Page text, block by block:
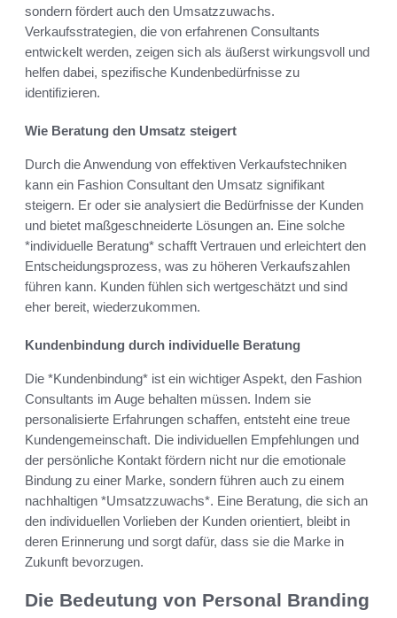
sondern fördert auch den Umsatzzuwachs.
Verkaufsstrategien, die von erfahrenen Consultants
entwickelt werden, zeigen sich als äußerst wirkungsvoll und
helfen dabei, spezifische Kundenbedürfnisse zu
identifizieren.
Wie Beratung den Umsatz steigert
Durch die Anwendung von effektiven Verkaufstechniken
kann ein Fashion Consultant den Umsatz signifikant
steigern. Er oder sie analysiert die Bedürfnisse der Kunden
und bietet maßgeschneiderte Lösungen an. Eine solche
*individuelle Beratung* schafft Vertrauen und erleichtert den
Entscheidungsprozess, was zu höheren Verkaufszahlen
führen kann. Kunden fühlen sich wertgeschätzt und sind
eher bereit, wiederzukommen.
Kundenbindung durch individuelle Beratung
Die *Kundenbindung* ist ein wichtiger Aspekt, den Fashion
Consultants im Auge behalten müssen. Indem sie
personalisierte Erfahrungen schaffen, entsteht eine treue
Kundengemeinschaft. Die individuellen Empfehlungen und
der persönliche Kontakt fördern nicht nur die emotionale
Bindung zu einer Marke, sondern führen auch zu einem
nachhaltigen *Umsatzzuwachs*. Eine Beratung, die sich an
den individuellen Vorlieben der Kunden orientiert, bleibt in
deren Erinnerung und sorgt dafür, dass sie die Marke in
Zukunft bevorzugen.
Die Bedeutung von Personal Branding